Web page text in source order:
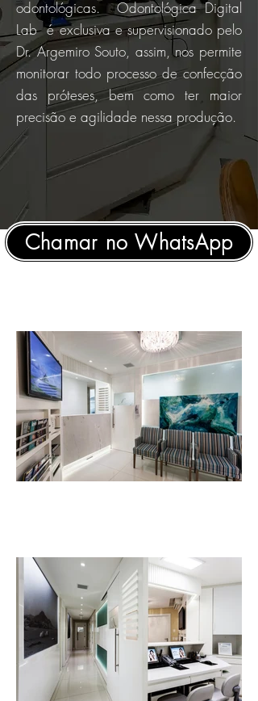
odontológicas. Odontológica Digital
Lab é exclusiva e supervisionado pelo
Dr. Argemiro Souto, assim, nos permite
monitorar todo processo de confecção
das próteses, bem como ter maior
precisão e agilidade nessa produção.
Chamar no WhatsApp